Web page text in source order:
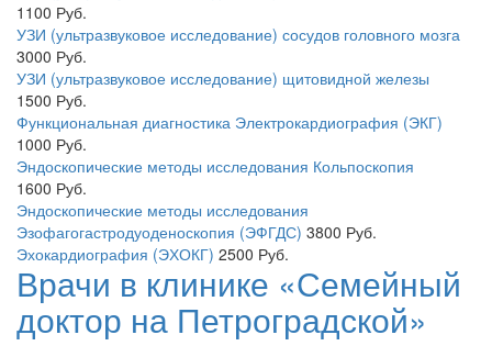
1100 Руб.
УЗИ (ультразвуковое исследование) сосудов головного мозга
3000 Руб.
УЗИ (ультразвуковое исследование) щитовидной железы
1500 Руб.
Функциональная диагностика Электрокардиография (ЭКГ)
1000 Руб.
Эндоскопические методы исследования Кольпоскопия
1600 Руб.
Эндоскопические методы исследования
Эзофагогастродуоденоскопия (ЭФГДС) 3800 Руб.
Эхокардиография (ЭХОКГ) 2500 Руб.
Врачи в клинике «Семейный
доктор на Петроградской»